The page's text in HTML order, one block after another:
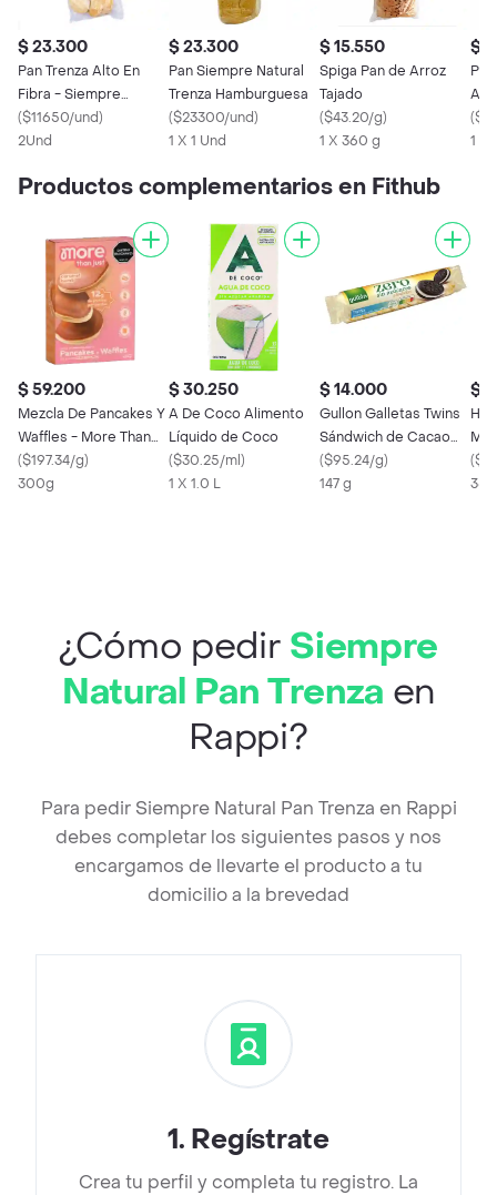
$ 23.300
Pan Trenza Alto En
Fibra - Siempre
Natural X 2 Uds
($11650/und)
2Und
$ 23.300
Pan Siempre Natural
Trenza Hamburguesa
($23300/und)
1 X 1 Und
$ 15.550
Spiga Pan de Arroz
Tajado
($43.20/g)
1 X 360 g
$
(
1 X
Productos complementarios en Fithub
$ 59.200
Mezcla De Pancakes Y
Waffles - More Than
Just
($197.34/g)
300g
$ 30.250
A De Coco Alimento
Líquido de Coco
($30.25/ml)
1 X 1.0 L
$ 14.000
Gullon Galletas Twins
Sándwich de Cacao
con Crema sin Azúcar
($95.24/g)
147 g
$
(
¿Cómo pedir Siempre
Natural Pan Trenza en
Rappi?
Para pedir Siempre Natural Pan Trenza en Rappi
debes completar los siguientes pasos y nos
encargamos de llevarte el producto a tu
domicilio a la brevedad
1. Regístrate
Crea tu perfil y completa tu registro. La